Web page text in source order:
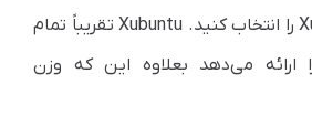
را انتخاب کنید. Xubuntu تقریباً تمام
ارائه می‌دهد بعلاوه این که وزن